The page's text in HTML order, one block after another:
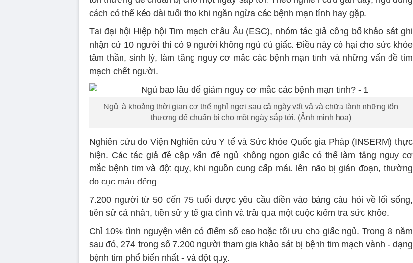
cách có thể kéo dài tuổi thọ khi ngăn ngừa các bệnh mạn tính hay gặp.
Tại đại hội Hiệp hội Tim mạch châu Âu (ESC), nhóm tác giả công bố khảo sát ghi
nhận cứ 10 người thì có 9 người không ngủ đủ giấc. Điều này có hại cho sức khỏe
tâm thần, sinh lý, làm tăng nguy cơ mắc các bệnh mạn tính và những vấn đề tim
mạch chết người.
Ngủ là khoảng thời gian cơ thể nghỉ ngơi sau cả ngày vất vả và chữa lành những tổn
thương để chuẩn bị cho một ngày sắp tới. (Ảnh minh họa)
Nghiên cứu do Viện Nghiên cứu Y tế và Sức khỏe Quốc gia Pháp (INSERM) thực
hiện. Các tác giả đề cập vấn đề ngủ không ngon giấc có thể làm tăng nguy cơ
mắc bệnh tim và đột quỵ, khi nguồn cung cấp máu lên não bị gián đoạn, thường
do cục máu đông.
7.200 người từ 50 đến 75 tuổi được yêu cầu điền vào bảng câu hỏi về lối sống,
tiền sử cá nhân, tiền sử y tế gia đình và trải qua một cuộc kiểm tra sức khỏe.
Chỉ 10% tình nguyện viên có điểm số cao hoặc tối ưu cho giấc ngủ. Trong 8 năm
sau đó, 274 trong số 7.200 người tham gia khảo sát bị bệnh tim mạch vành - dạng
bệnh tim phổ biến nhất - và đột quỵ.